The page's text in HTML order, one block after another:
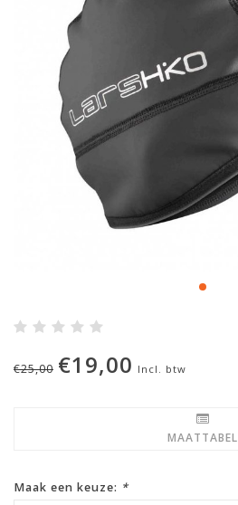
€25,00 €19,00 Incl. btw
MAATTABEL
Maak een keuze: *